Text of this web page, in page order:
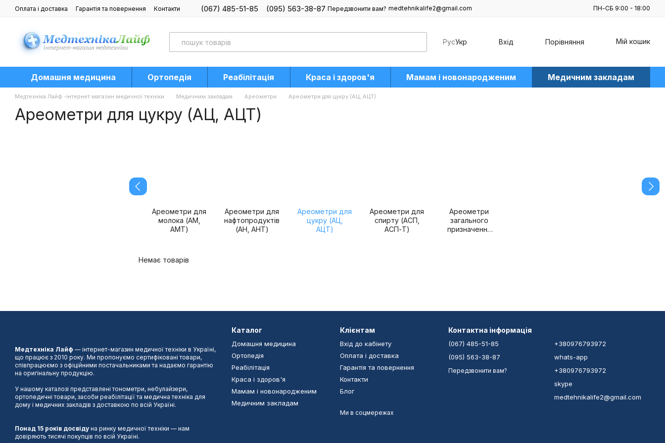
Перейти до основного контенту
Оплата і доставка Гарантія та повернення
Контакти
(067) 485-51-85 (095) 563-38-87 Передзвонити вам? medtehnikalife2@gmail.com ПН-СБ 9:00 - 18:00
РусУкр Вхід Порівняння Мій кошик
Домашня медицина Ортопедія Реабілітація Краса і здоров'я Мамам і новонародженим Медичним закладам
Медтехніка Лайф -інтернет магазин медичної техніки Медичним закладам Ареометри Ареометри для цукру (АЦ, АЦТ)
Ареометри для цукру (АЦ, АЦТ)
Ареометри для
молока (АМ,
АМТ)
Ареометри для
нафтопродуктів
(АН, АНТ)
Ареометри для
цукру (АЦ,
АЦТ)
Ареометри для
спирту (АСП,
АСП-Т)
Ареометри
загального
призначення
Немає товарів
Медтехніка Лайф — інтернет-магазин медичної техніки в Україні,
що працює з 2010 року. Ми пропонуємо сертифіковані товари,
співпрацюємо з офіційними постачальниками та надаємо гарантію
на оригінальну продукцію.
У нашому каталозі представлені тонометри, небулайзери,
ортопедичні товари, засоби реабілітації та медична техніка для
дому і медичних закладів з доставкою по всій Україні.
Понад 15 років досвіду на ринку медичної техніки — нам
довіряють тисячі покупців по всій Україні.
Каталог
Домашня медицина
Ортопедія
Реабілітація
Краса і здоров'я
Мамам і новонародженим
Медичним закладам
Клієнтам
Вхід до кабінету
Оплата і доставка
Гарантія та повернення
Контакти
Блог
Ми в соцмережах
Контактна інформація
(067) 485-51-85
(095) 563-38-87
Передзвонити вам?
+380976793972
whats-app
+380976793972
skype
medtehnikalife2@gmail.com